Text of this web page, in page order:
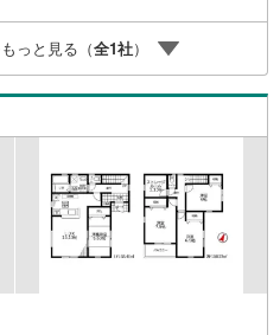
プレミアムなど多彩なサービスが
っと見る（全1社）